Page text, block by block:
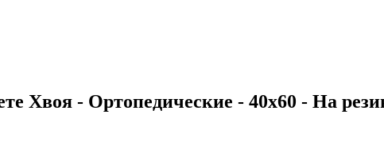
Хвоя - Ортопедические - 40х60 - На